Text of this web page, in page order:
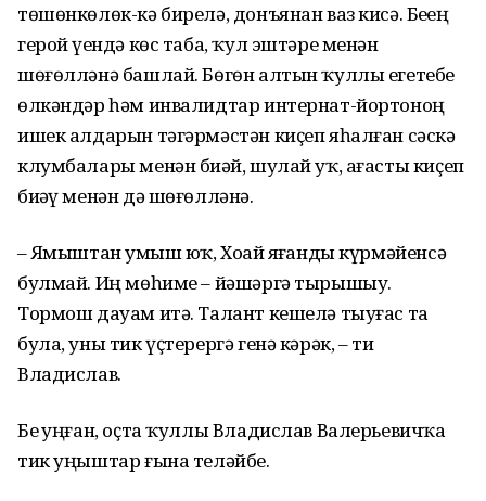
төшөнкөлөк-кә бирелә, донъянан ваз кисә. Беҙҙең
герой үҙендә көс таба, ҡул эштәре менән
шөғөлләнә башлай. Бөгөн алтын ҡуллы егетебеҙ
өлкәндәр һәм инвалидтар интернат-йортоноң
ишек алдарын тәгәрмәстән киҫеп яһалған сәскә
клумбалары менән биҙәй, шулай уҡ, ағасты киҫеп
биҙәү менән дә шөғөлләнә.
– Яҙмыштан уҙмыш юҡ, Хоҙай яҙғанды күрмәйенсә
булмай. Иң мөһиме – йәшәргә тырышыу.
Тормош дауам итә. Талант кешелә тыуғас та
була, уны тик үҫтерергә генә кәрәк, – ти
Владислав.
Беҙ уңған, оҫта ҡуллы Владислав Валерьевичҡа
тик уңыштар ғына теләйбеҙ.